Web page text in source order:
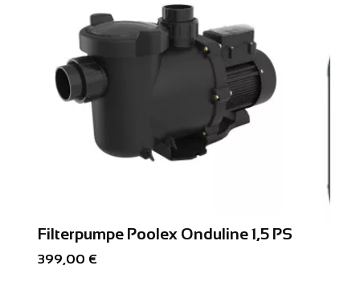
Filterpumpe Poolex Onduline 1,5 PS
399,00 €
Akzeptieren und schließen